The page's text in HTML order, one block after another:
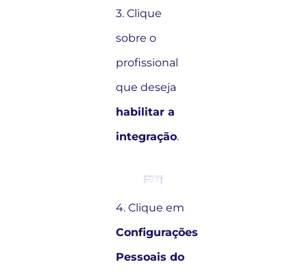
3. Clique
sobre o
profissional
que deseja
habilitar a
integração.
4. Clique em
Configurações
Pessoais do